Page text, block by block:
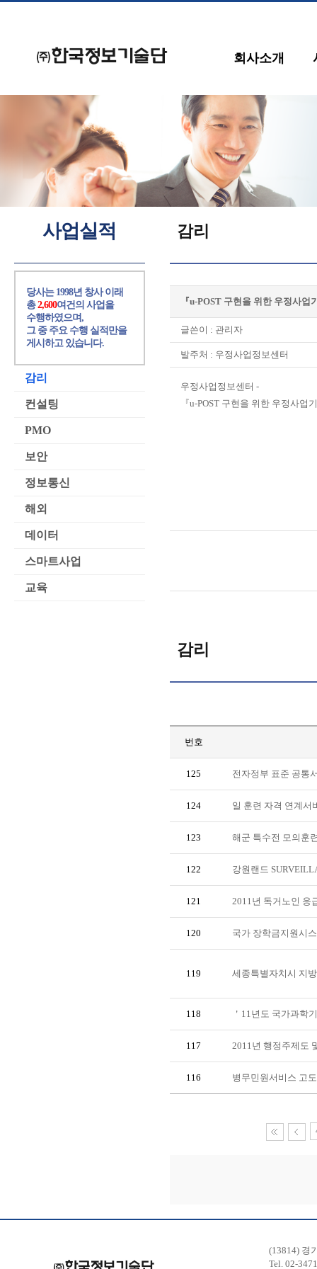
회사소개
감리
『u-POST 구현을 위한 우정사
글쓴이 : 관리자
발주처 : 우정사업정보센터
우정사업정보센터 -
『u-POST 구현을 위한 우정사
사업실적
당사는 1998년 창사 이래
총2,600여건의 사업을
수행하였으며,
그 중 주요 수행 실적만을
게시하고 있습니다.
감리
컨설팅
PMO
보안
정보통신
해외
데이터
스마트사업
교육
감리
번호
125 전자정부 표준 공통
124 일 훈련 자격 연계서
123 해군 특수전 모의훈
122 강원랜드
121 2011년 독거노인 응
120 국가 장학금지원시
119 세종특별자치시 지
118 ＇11년도 국가과학
117 2011년 행정주제도
116 병무민원서비스 고
(13814) 경
Tel. 02-